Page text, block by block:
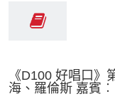
《D100 好唱口
海、羅倫斯 嘉賓